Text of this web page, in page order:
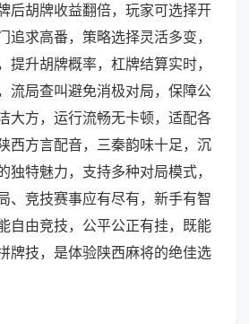
后胡牌收益翻倍，玩家可选择开
追求高番，策略选择灵活多变，
提升胡牌概率，杠牌结算实时，
流局查叫避免消极对局，保障公
大方，运行流畅无卡顿，适配各
西方言配音，三秦韵味十足，沉
独特魅力，支持多种对局模式，
、竞技赛事应有尽有，新手有智
自由竞技，公平公正有挂，既能
牌技，是体验陕西麻将的绝佳选